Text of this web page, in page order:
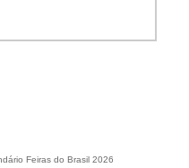
Feiras do Brasil 2026